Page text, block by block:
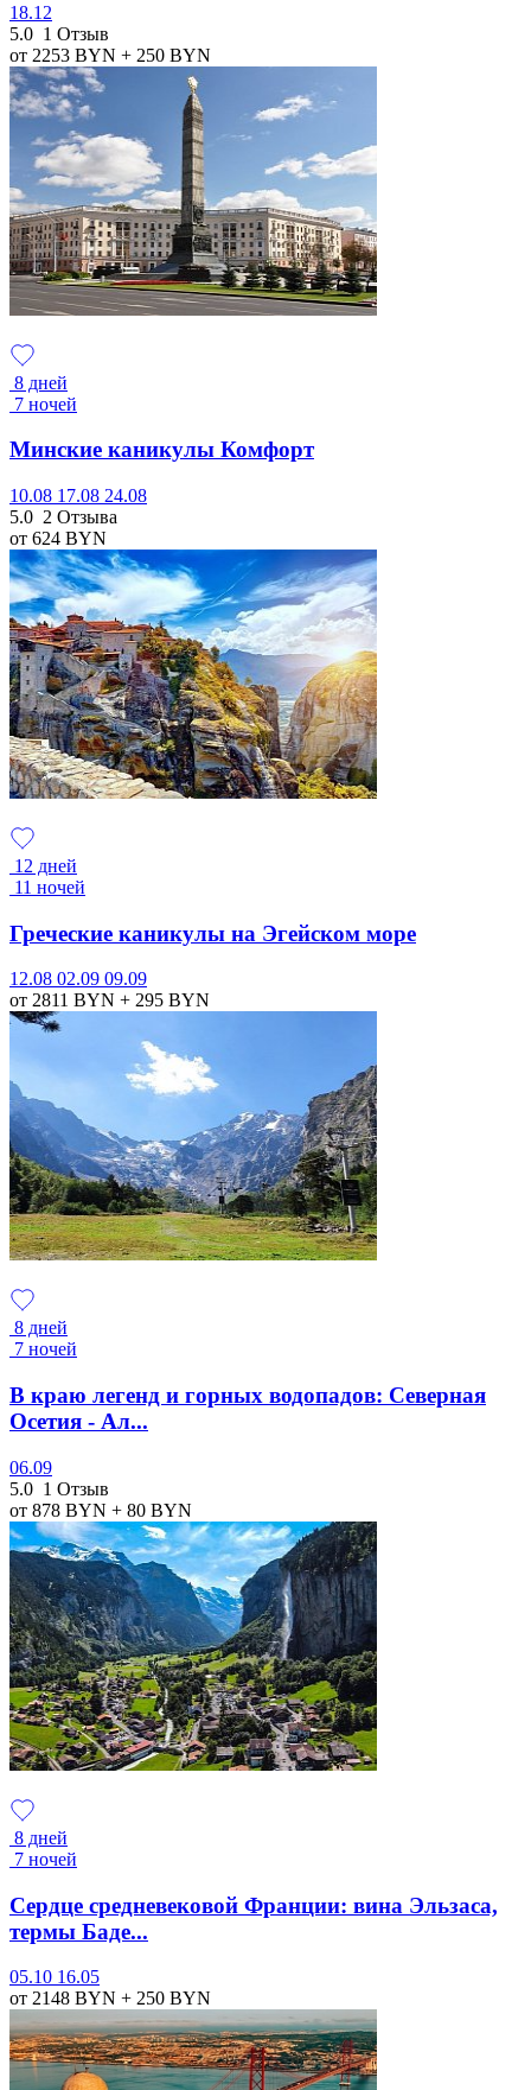
18.12
5.0 1 Отзыв
от 2253 BYN + 250 BYN
8 дней
7 ночей
Минские каникулы Комфорт
10.08 17.08 24.08
5.0 2 Отзыва
от 624 BYN
12 дней
11 ночей
Греческие каникулы на Эгейском море
12.08 02.09 09.09
от 2811 BYN + 295 BYN
8 дней
7 ночей
В краю легенд и горных водопадов: Северная
Осетия - Ал...
06.09
5.0 1 Отзыв
от 878 BYN + 80 BYN
8 дней
7 ночей
Сердце средневековой Франции: вина Эльзаса,
термы Баде...
05.10 16.05
от 2148 BYN + 250 BYN